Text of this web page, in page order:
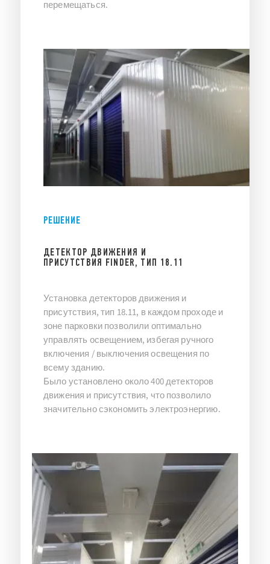
перемещаться.
РЕШЕНИЕ
ДЕТЕКТОР ДВИЖЕНИЯ И
ПРИСУТСТВИЯ FINDER, ТИП 18.11
Установка детекторов движения и
присутствия, тип 18.11, в каждом проходе и
зоне парковки позволили оптимально
управлять освещением, избегая ручного
включения / выключения освещения по
всему зданию.
Было установлено около 400 детекторов
движения и присутствия, что позволило
значительно сэкономить электроэнергию.